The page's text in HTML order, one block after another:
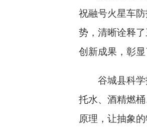
祝融号火星车
势，清晰诠释
创新成果，彰显
谷城县科
托水、酒精燃
原理，让抽象